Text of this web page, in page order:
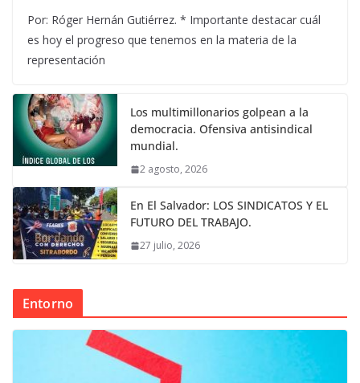
Por: Róger Hernán Gutiérrez. * Importante destacar cuál
es hoy el progreso que tenemos en la materia de la
representación
Los multimillonarios golpean a la
democracia. Ofensiva antisindical
mundial.
2 agosto, 2026
En El Salvador: LOS SINDICATOS Y EL
FUTURO DEL TRABAJO.
27 julio, 2026
Entorno